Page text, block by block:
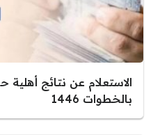
الاستعلام عن نتائج
بالخطوات 1446